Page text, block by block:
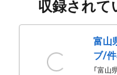
収録されて
富山
ブ/
「富山